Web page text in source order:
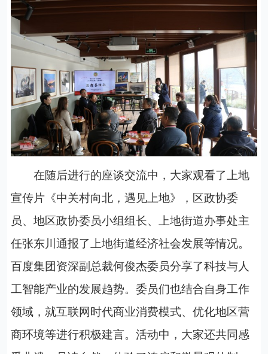
在随后进行的座谈交流中，大家观看了上地
宣传片《中关村向北，遇见上地》，区政协委
员、地区政协委员小组组长、上地街道办事处主
任张东川通报了上地街道经济社会发展等情况。
百度集团资深副总裁何俊杰委员分享了科技与人
工智能产业的发展趋势。委员们也结合自身工作
领域，就互联网时代商业消费模式、优化地区营
商环境等进行积极建言。活动中，大家还共同感